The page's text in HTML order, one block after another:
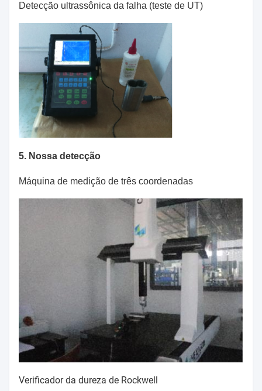
Detecção ultrassônica da falha (teste de UT)
5. Nossa detecção
Máquina de medição de três coordenadas
Verificador da dureza de Rockwell